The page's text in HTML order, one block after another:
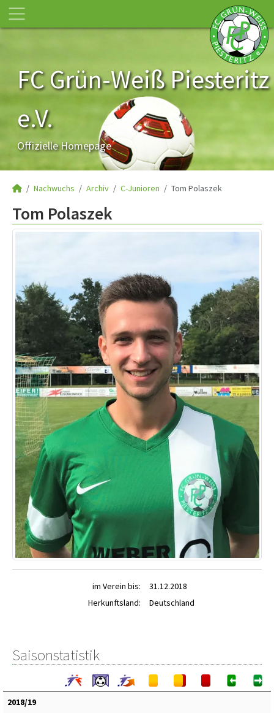
FC Grün-Weiß Piesteritz
e.V.
Offizielle Homepage
Nachwuchs Archiv C-Junioren Tom Polaszek
Tom Polaszek
im Verein bis:
31.12.2018
Herkunftsland:
Deutschland
Saisonstatistik
2018/19